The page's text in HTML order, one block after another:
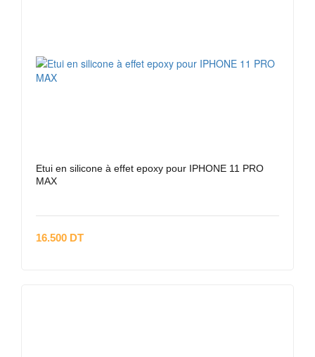
Etui en silicone à effet epoxy pour IPHONE 11 PRO
MAX
16.500 DT